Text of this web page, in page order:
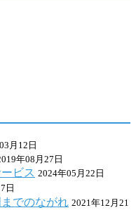
月12日
年08月27日
ビス 2024年05月22日
日
でのながれ 2021年12月21